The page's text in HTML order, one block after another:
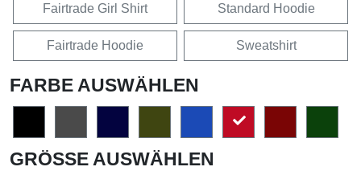
Fairtrade Girl Shirt Standard Hoodie
Fairtrade Hoodie Sweatshirt
FARBE AUSWÄHLEN
GRÖSSE AUSWÄHLEN